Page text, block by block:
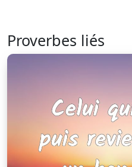
Proverbes liés